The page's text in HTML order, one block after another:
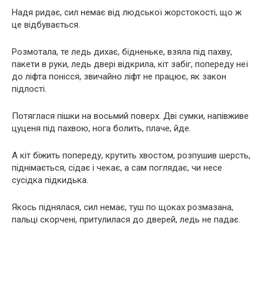
Надя ридає, сил немає від людської жорстокості, що ж
це відбувається.
Розмотала, те ледь дихає, бідненьке, взяла під пахву,
пакети в руки, ледь двері відкрила, кіт забіг, попереду неї
до ліфта понісся, звичайно ліфт не працює, як закон
підлості.
Потяглася пішки на восьмий поверх. Дві сумки, напівживе
цуценя під пахвою, нога болить, плаче, йде.
А кіт біжить попереду, крутить хвостом, розпушив шерсть,
піднімається, сідає і чекає, а сам поглядає, чи несе
сусідка підкидька.
Якось піднялася, сил немає, туш по щоках розмазана,
пальці скорчені, притулилася до дверей, ледь не падає.